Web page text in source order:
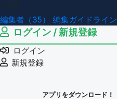
編集者（35） 編集ガイドライン
ログイン / 新規登録
ログイン
新規登録
アプリをダウンロード！